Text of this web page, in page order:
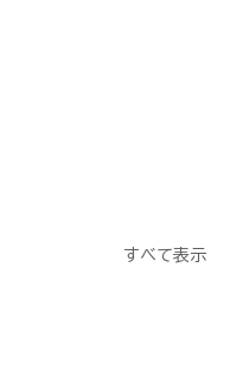
すべて表示